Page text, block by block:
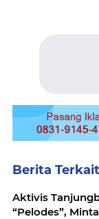
Berita Terkait
Aktivis
“Pelodes”,